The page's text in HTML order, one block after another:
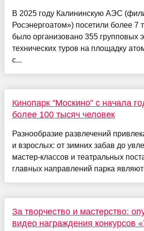
В 2025 году Калининскую АЭС
Росэнергоатом») посетили более 7
было организовано 355 групповых
технических туров на площадку
с...
Кинопарк "Москино" с начала
более 100 тысяч человек
Разнообразие развлечений
и взрослых: от зимних забав до
мастер-классов и театральных
главных направлений парка
За творчество и мастерство:
видео награждения конкурсов